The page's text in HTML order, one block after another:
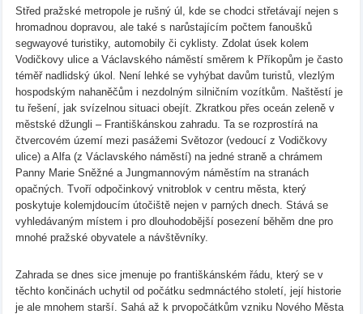
Střed pražské metropole je rušný úl, kde se chodci střetávají nejen s
hromadnou dopravou, ale také s narůstajícím počtem fanoušků
segwayové turistiky, automobily či cyklisty. Zdolat úsek kolem
Vodičkovy ulice a Václavského náměstí směrem k Příkopům je často
téměř nadlidský úkol. Není lehké se vyhýbat davům turistů, vlezlým
hospodským nahaněčům i nezdolným silničním vozítkům. Naštěstí je
tu řešení, jak svízelnou situaci obejít. Zkratkou přes oceán zeleně v
městské džungli – Františkánskou zahradu. Ta se rozprostírá na
čtvercovém území mezi pasážemi Světozor (vedoucí z Vodičkovy
ulice) a Alfa (z Václavského náměstí) na jedné straně a chrámem
Panny Marie Sněžné a Jungmannovým náměstím na stranách
opačných. Tvoří odpočinkový vnitroblok v centru města, který
poskytuje kolemjdoucím útočiště nejen v parných dnech. Stává se
vyhledávaným místem i pro dlouhodobější posezení běhěm dne pro
mnohé pražské obyvatele a návštěvníky.
Zahrada se dnes sice jmenuje po františkánském řádu, který se v
těchto končinách uchytil od počátku sedmnáctého století, její historie
je ale mnohem starší. Sahá až k prvopočátkům vzniku Nového Města